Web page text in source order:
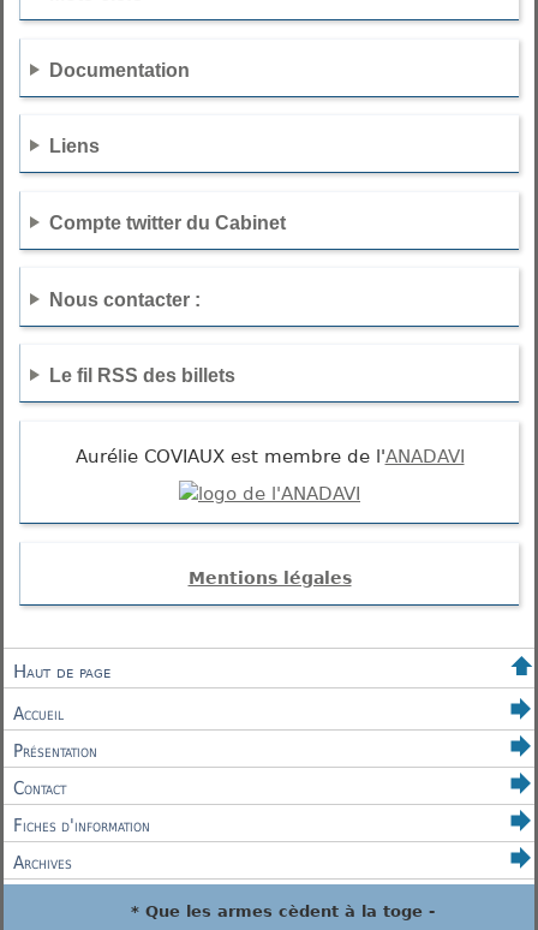
Documentation
Liens
Compte twitter du Cabinet
Nous contacter :
Le fil RSS des billets
Aurélie COVIAUX est membre de l'ANADAVI
Mentions légales
Haut de page
Accueil
Présentation
Contact
Fiches d'information
Archives
* Que les armes cèdent à la toge -